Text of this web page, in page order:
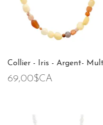
Collier - Iris - Argent-
69,00$CA